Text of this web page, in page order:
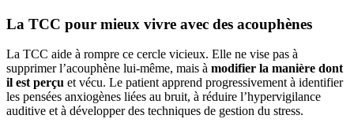
La TCC pour mieux vivre avec des acouphènes
La TCC aide à rompre ce cercle vicieux. Elle ne vise pas à
supprimer l’acouphène lui-même, mais à modifier la manière dont
il est perçu et vécu. Le patient apprend progressivement à identifier
les pensées anxiogènes liées au bruit, à réduire l’hypervigilance
auditive et à développer des techniques de gestion du stress.